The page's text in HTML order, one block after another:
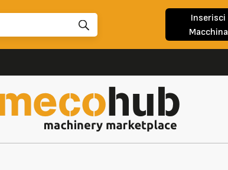
Inserisci
Macchina